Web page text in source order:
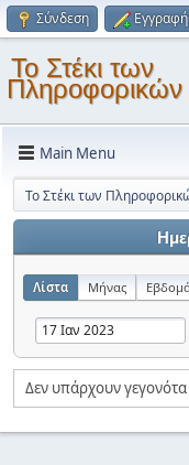
Σύνδεση Εγγραφή
Το Στέκι των
Πληροφορικών
Main Menu
Το Στέκι των
Λίστα Μήνας
Δεν υπάρχουν